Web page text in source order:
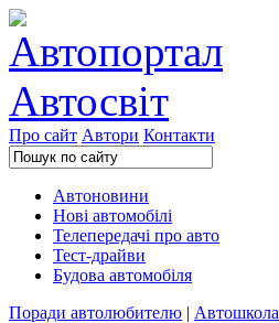
Про сайт Автори Контакти
Автоновини
Нові автомобілі
Телепередачі про авто
Тест-драйви
Будова автомобіля
Поради автолюбителю | Автошкола